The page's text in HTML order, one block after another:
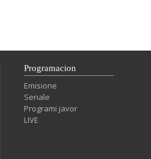
Programacion
Emisione
Seriale
Programi javor
LIVE